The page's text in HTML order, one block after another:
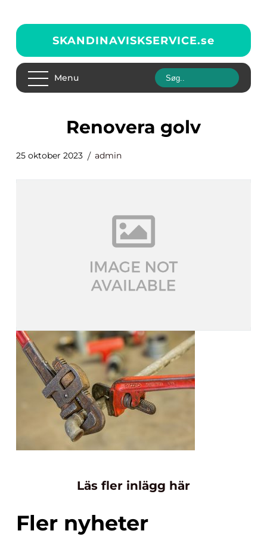
SKANDINAVISKSERVICE.se
Menu
renovera golv
25 oktober 2023 admin
Läs fler inlägg här
Fler nyheter